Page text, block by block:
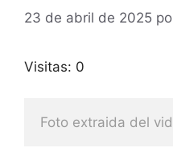
23 de abril de 2025
Visitas: 0
Foto extraida del